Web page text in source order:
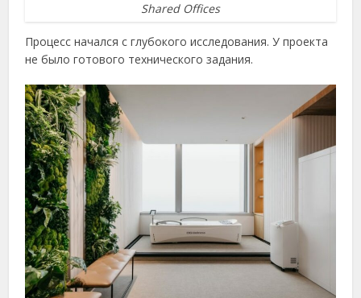
Shared Offices
Процесс начался с глубокого исследования. У проекта
не было готового технического задания.